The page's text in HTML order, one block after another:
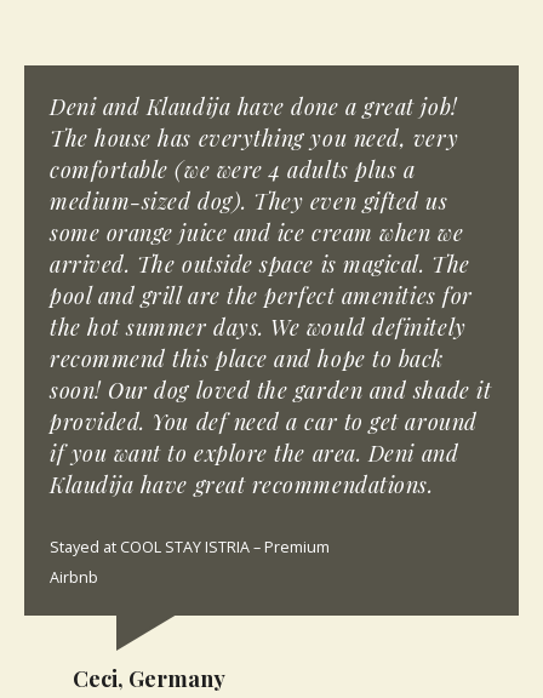
Deni and Klaudija have done a great job!
The house has everything you need, very
comfortable (we were 4 adults plus a
medium-sized dog). They even gifted us
some orange juice and ice cream when we
arrived. The outside space is magical. The
pool and grill are the perfect amenities for
the hot summer days. We would definitely
recommend this place and hope to back
soon! Our dog loved the garden and shade it
provided. You def need a car to get around
if you want to explore the area. Deni and
Klaudija have great recommendations.
Stayed at COOL STAY ISTRIA – Premium
Airbnb
Ceci, Germany